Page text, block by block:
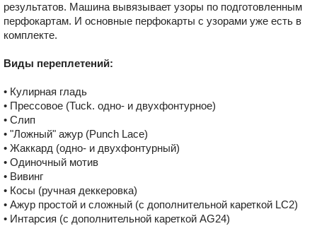
результатов. Машина вывязывает узоры по подготовленным
перфокартам. И основные перфокарты с узорами уже есть в
комплекте.
Виды переплетений:
• Кулирная гладь
• Прессовое (Tuck. одно- и двухфонтурное)
• Слип
• "Ложный" ажур (Punch Lace)
• Жаккард (одно- и двухфонтурный)
• Одиночный мотив
• Вивинг
• Косы (ручная деккеровка)
• Ажур простой и сложный (с дополнительной кареткой LC2)
• Интарсия (с дополнительной кареткой AG24)